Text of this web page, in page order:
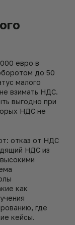
евро в
до 50
малого
взимать НДС.
выгодно при
НДС не
отказ от НДС
НДС из
как
где
кейсы.